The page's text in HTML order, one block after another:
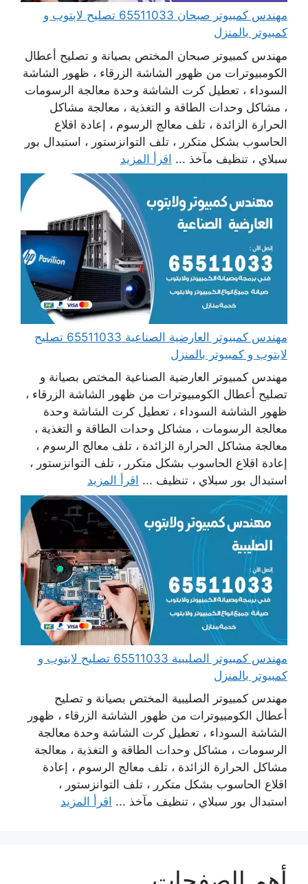
مهندس كمبيوتر صبحان 65511033 تصليح لابتوب و
كمبيوتر بالمنزل
مهندس كمبيوتر صبحان المختص بصيانة و تصليح أعطال
الكومبيوترات من ظهور الشاشة الزرقاء ، ظهور الشاشة
السوداء ، تعطيل كرت الشاشة وحدة معالجة الرسومات
، مشاكل وحدات الطاقة و التغذية ، معالجة مشاكل
الحرارة الزائدة ، تلف معالج الرسوم ، إعادة اقلاع
الحاسوب بشكل متكرر ، تلف التوانزستور ، استبدال بور
سبلاي ، تنظيف مآخذ ... اقرأ المزيد
مهندس كمبيوتر العارضية الصناعية 65511033 تصليح
لابتوب و كمبيوتر بالمنزل
مهندس كمبيوتر العارضية الصناعية المختص بصيانة و
تصليح أعطال الكومبيوترات من ظهور الشاشة الزرقاء ،
ظهور الشاشة السوداء ، تعطيل كرت الشاشة وحدة
معالجة الرسومات ، مشاكل وحدات الطاقة و التغذية ،
معالجة مشاكل الحرارة الزائدة ، تلف معالج الرسوم ،
إعادة اقلاع الحاسوب بشكل متكرر ، تلف التوانزستور ،
استبدال بور سبلاي ، تنظيف ... اقرأ المزيد
مهندس كمبيوتر الصليبية 65511033 تصليح لابتوب و
كمبيوتر بالمنزل
مهندس كمبيوتر الصليبية المختص بصيانة و تصليح
أعطال الكومبيوترات من ظهور الشاشة الزرقاء ، ظهور
الشاشة السوداء ، تعطيل كرت الشاشة وحدة معالجة
الرسومات ، مشاكل وحدات الطاقة و التغذية ، معالجة
مشاكل الحرارة الزائدة ، تلف معالج الرسوم ، إعادة
اقلاع الحاسوب بشكل متكرر ، تلف التوانزستور ،
استبدال بور سبلاي ، تنظيف مآخذ ... اقرأ المزيد